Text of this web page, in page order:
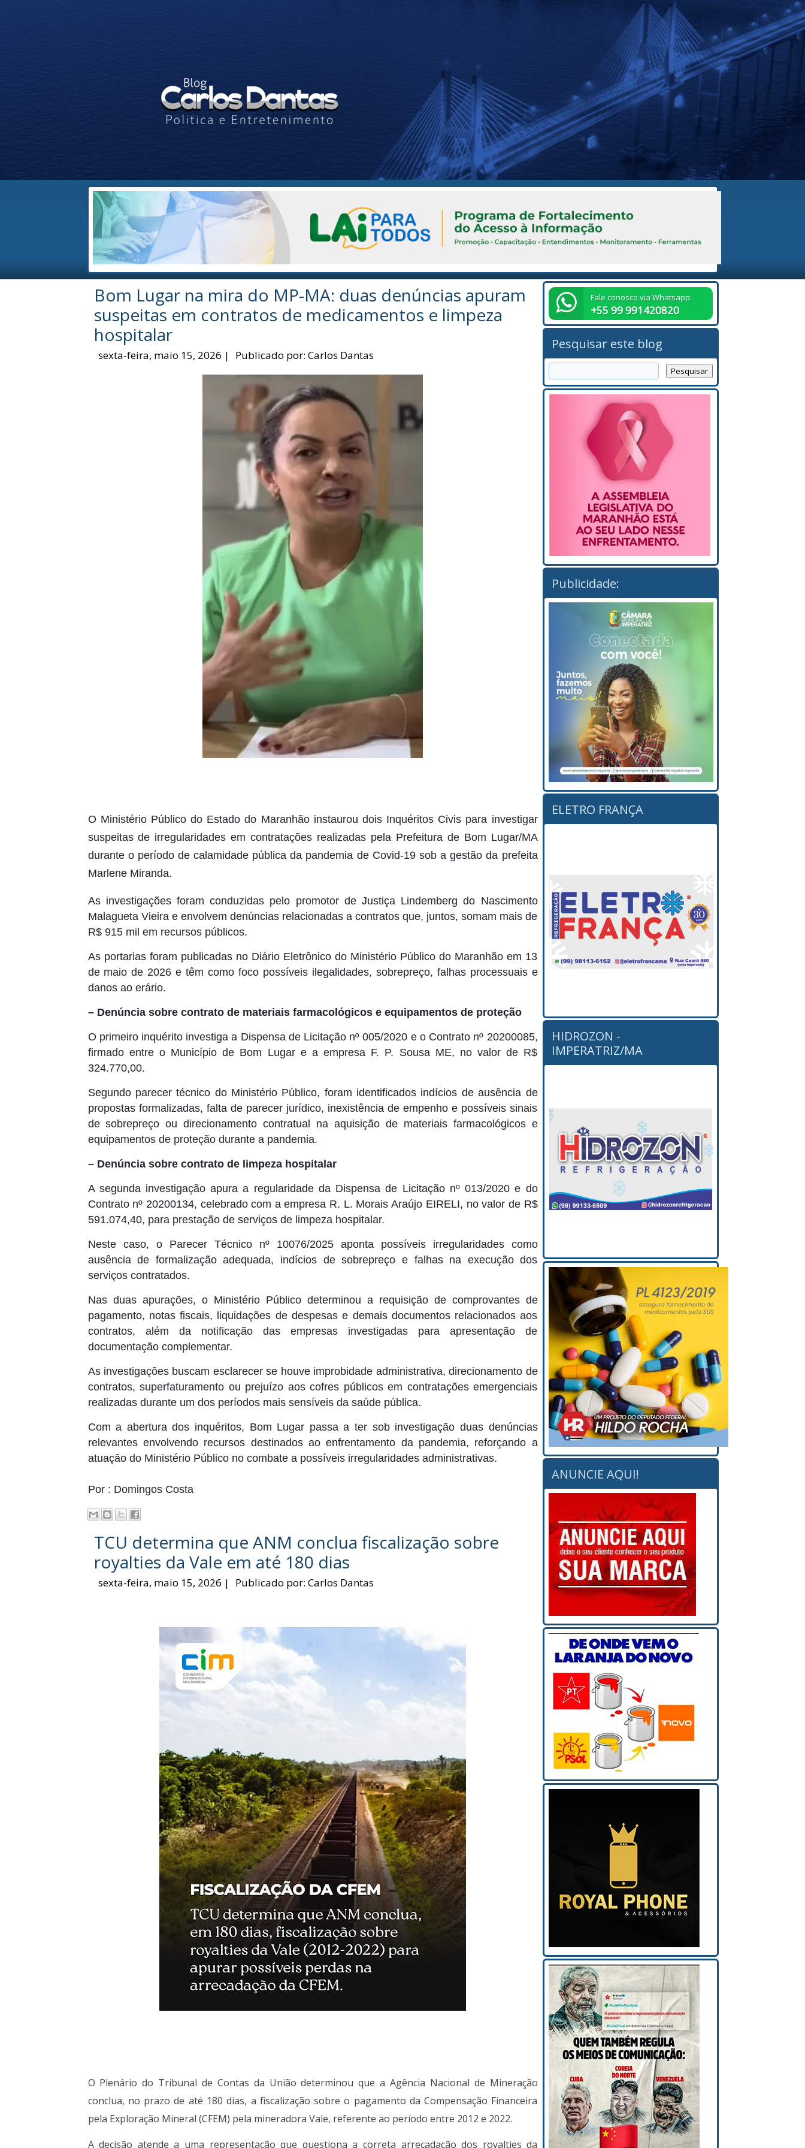
Bom Lugar na mira do MP-MA: duas denúncias apuram
suspeitas em contratos de medicamentos e limpeza
hospitalar
sexta-feira, maio 15, 2026 | Publicado por: Carlos Dantas
O Ministério Público do Estado do Maranhão instaurou dois Inquéritos Civis para investigar
suspeitas de irregularidades em contratações realizadas pela Prefeitura de Bom Lugar/MA
durante o período de calamidade pública da pandemia de Covid-19 sob a gestão da prefeita
Marlene Miranda.
As investigações foram conduzidas pelo promotor de Justiça Lindemberg do Nascimento
Malagueta Vieira e envolvem denúncias relacionadas a contratos que, juntos, somam mais de
R$ 915 mil em recursos públicos.
As portarias foram publicadas no Diário Eletrônico do Ministério Público do Maranhão em 13
de maio de 2026 e têm como foco possíveis ilegalidades, sobrepreço, falhas processuais e
danos ao erário.
– Denúncia sobre contrato de materiais farmacológicos e equipamentos de proteção
O primeiro inquérito investiga a Dispensa de Licitação nº 005/2020 e o Contrato nº 20200085,
firmado entre o Município de Bom Lugar e a empresa F. P. Sousa ME, no valor de R$
324.770,00.
Segundo parecer técnico do Ministério Público, foram identificados indícios de ausência de
propostas formalizadas, falta de parecer jurídico, inexistência de empenho e possíveis sinais
de sobrepreço ou direcionamento contratual na aquisição de materiais farmacológicos e
equipamentos de proteção durante a pandemia.
– Denúncia sobre contrato de limpeza hospitalar
A segunda investigação apura a regularidade da Dispensa de Licitação nº 013/2020 e do
Contrato nº 20200134, celebrado com a empresa R. L. Morais Araújo EIRELI, no valor de R$
591.074,40, para prestação de serviços de limpeza hospitalar.
Neste caso, o Parecer Técnico nº 10076/2025 aponta possíveis irregularidades como
ausência de formalização adequada, indícios de sobrepreço e falhas na execução dos
serviços contratados.
Nas duas apurações, o Ministério Público determinou a requisição de comprovantes de
pagamento, notas fiscais, liquidações de despesas e demais documentos relacionados aos
contratos, além da notificação das empresas investigadas para apresentação de
documentação complementar.
As investigações buscam esclarecer se houve improbidade administrativa, direcionamento de
contratos, superfaturamento ou prejuízo aos cofres públicos em contratações emergenciais
realizadas durante um dos períodos mais sensíveis da saúde pública.
Com a abertura dos inquéritos, Bom Lugar passa a ter sob investigação duas denúncias
relevantes envolvendo recursos destinados ao enfrentamento da pandemia, reforçando a
atuação do Ministério Público no combate a possíveis irregularidades administrativas.
Por : Domingos Costa
TCU determina que ANM conclua fiscalização sobre
royalties da Vale em até 180 dias
sexta-feira, maio 15, 2026 | Publicado por: Carlos Dantas
O Plenário do Tribunal de Contas da União determinou que a Agência Nacional de Mineração
conclua, no prazo de até 180 dias, a fiscalização sobre o pagamento da Compensação Financeira
pela Exploração Mineral (CFEM) pela mineradora Vale, referente ao período entre 2012 e 2022.
A decisão atende a uma representação que questiona a correta arrecadação dos royalties da
Fale conosco via Whatsapp:
+55 99 991420820
Pesquisar este blog
Publicidade:
ELETRO FRANÇA
HIDROZON -
IMPERATRIZ/MA
ANUNCIE AQUI!